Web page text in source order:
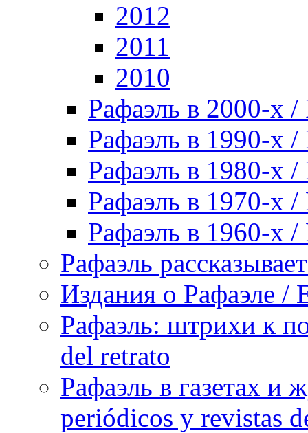
2012
2011
2010
Рафаэль в 2000-х /
Рафаэль в 1990-х /
Рафаэль в 1980-х /
Рафаэль в 1970-х /
Рафаэль в 1960-х /
Рафаэль
Издания о Рафаэле /
Рафаэль: штрихи к
del retrato
Рафаэль в газетах и
periódicos y revistas